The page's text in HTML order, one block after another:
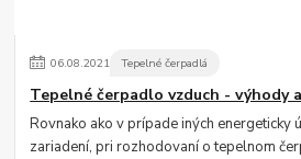
06.08.2021 Tepelné čerpadlá
Tepelné čerpadlo vzduch - výhody
Rovnako ako v prípade iných energeticky
zariadení, pri rozhodovaní o tepelnom